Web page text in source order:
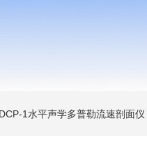
1水平声学多普勒流速剖面仪